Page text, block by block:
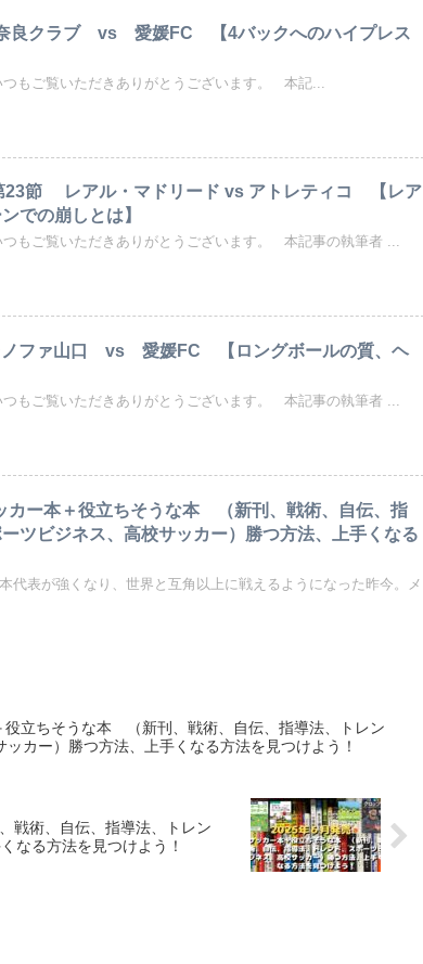
クラブ vs 愛媛FC 【4バックへのハイプレス
つもご覧いただきありがとうございます。 本記...
23節 レアル・マドリード vs アトレティコ 【レア
での崩しとは】
つもご覧いただきありがとうございます。 本記事の執筆者 ...
ァ山口 vs 愛媛FC 【ロングボールの質、ヘ
つもご覧いただきありがとうございます。 本記事の執筆者 ...
ー本＋役立ちそうな本 （新刊、戦術、自伝、指
ツビジネス、高校サッカー）勝つ方法、上手くなる
代表が強くなり、世界と互角以上に戦えるようになった昨今。メ
立ちそうな本 （新刊、戦術、自伝、指導法、トレン
ッカー）勝つ方法、上手くなる方法を見つけよう！
術、自伝、指導法、トレン
なる方法を見つけよう！